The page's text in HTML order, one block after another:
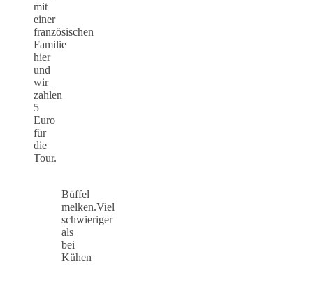
mit
einer
französischen
Familie
hier
und
wir
zahlen
5
Euro
für
die
Tour.
Büffel
melken.Viel
schwieriger
als
bei
Kühen